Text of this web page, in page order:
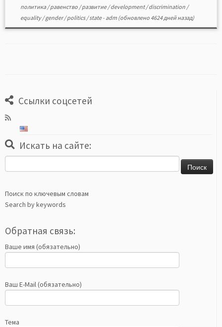
политика/равенство /развитие/development/discrimination /
equality/gender/politics/state- adm(обновлено 4624 дней назад)
Ссылки соцсетей
Искать на сайте:
Поиск по ключевым словам
Search by keywords
Обратная связь:
Ваше имя (обязательно)
Ваш E-Mail (обязательно)
Тема